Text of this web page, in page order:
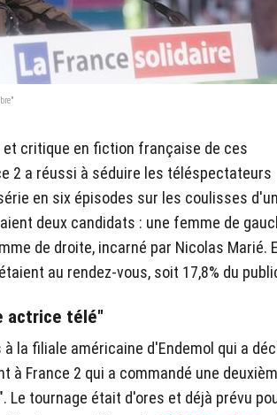
critique en fiction française de ces
2 a réussi à séduire les téléspectateurs
en six épisodes sur les coulisses
deux candidats : une femme de
de droite, incarné par Nicolas Marié.
au rendez-vous, soit 17,8% du
actrice télé"
la filiale américaine d'Endemol qui a
à France 2 qui a commandé une
Le tournage était d'ores et déjà prévu